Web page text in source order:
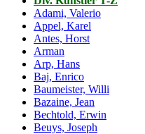
Adami, Valerio
Appel, Karel
Antes, Horst
Arman
Arp, Hans
Baj, Enrico
Baumeister, Willi
Bazaine, Jean
Bechtold, Erwin
Beuys, Joseph